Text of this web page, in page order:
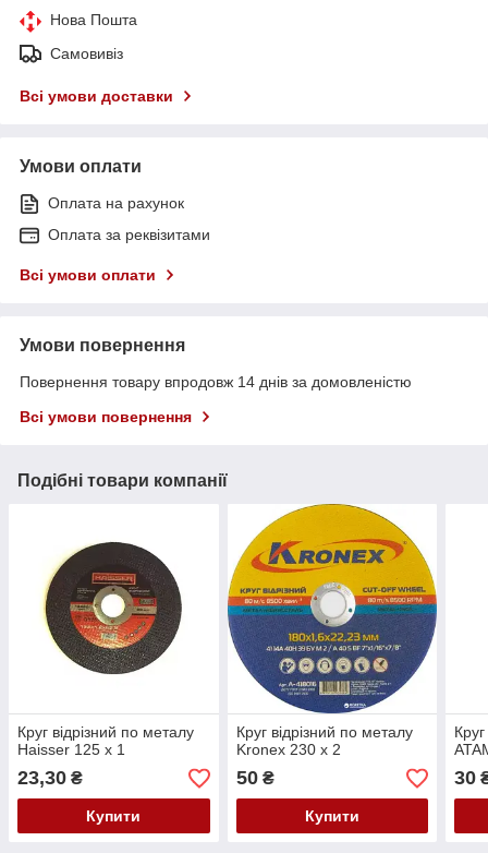
Нова Пошта
Самовивіз
Всі умови доставки
Умови оплати
Оплата на рахунок
Оплата за реквізитами
Всі умови оплати
Умови повернення
Повернення товару впродовж 14 днів за домовленістю
Всі умови повернення
Подібні товари компанії
Круг відрізний по металу
Haisser 125 х 1
23,30 ₴
Купити
Круг відрізний по металу
Kronex 230 х 2
50₴
Купити
30